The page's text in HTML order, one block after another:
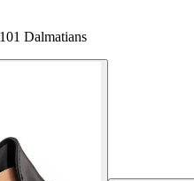
Dalmatians